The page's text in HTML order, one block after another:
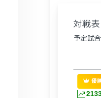
対戦
予定試
優